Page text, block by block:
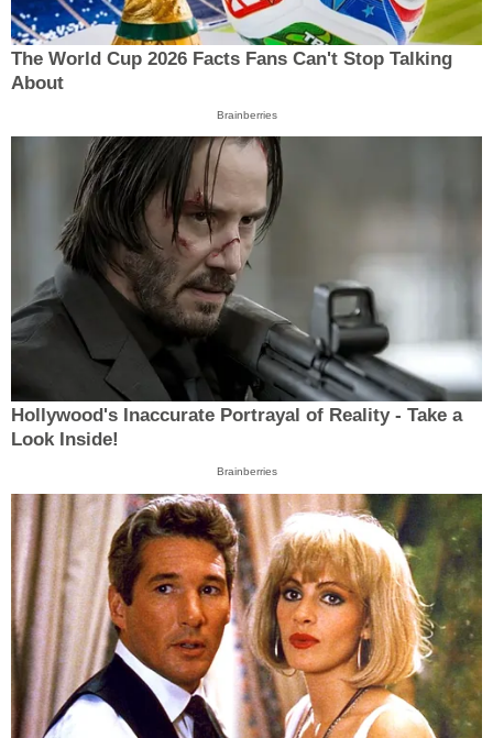
The World Cup 2026 Facts Fans Can't Stop Talking
About
Brainberries
Hollywood's Inaccurate Portrayal of Reality - Take a
Look Inside!
Brainberries